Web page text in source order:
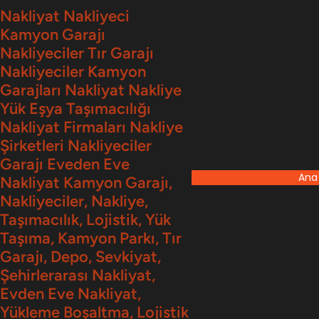
İçeriğe
geç
Nakliyat Nakliyeci
Kamyon Garajı
Nakliyeciler Tır Garajı
Nakliyeciler Kamyon
Garajları Nakliyat Nakliye
Yük Eşya Taşımacılığı
Nakliyat Firmaları Nakliye
Şirketleri Nakliyeciler
Garajı Eveden Eve
Nakliyat Kamyon Garajı,
Nakliyeciler, Nakliye,
Taşımacılık, Lojistik, Yük
Taşıma, Kamyon Parkı, Tır
Garajı, Depo, Sevkiyat,
Şehirlerarası Nakliyat,
Evden Eve Nakliyat,
Yükleme Boşaltma, Lojistik